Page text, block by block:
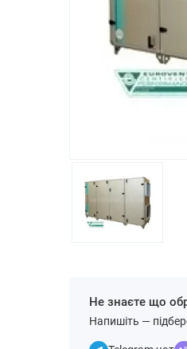
Не знаєте що
Напишіть —